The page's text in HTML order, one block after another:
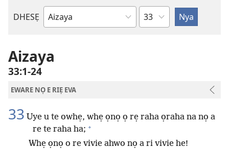
DHESẸ
Ebe
Uzou
Aizaya
33:1-24
EWARE NỌ E RIẸ EVA
33 Uye u te owhẹ, whẹ ọnọ ọ rẹ raha ọraha na nọ a
re te raha ha; +
Whẹ ọnọ o re vivie ahwo nọ a ri vivie he!